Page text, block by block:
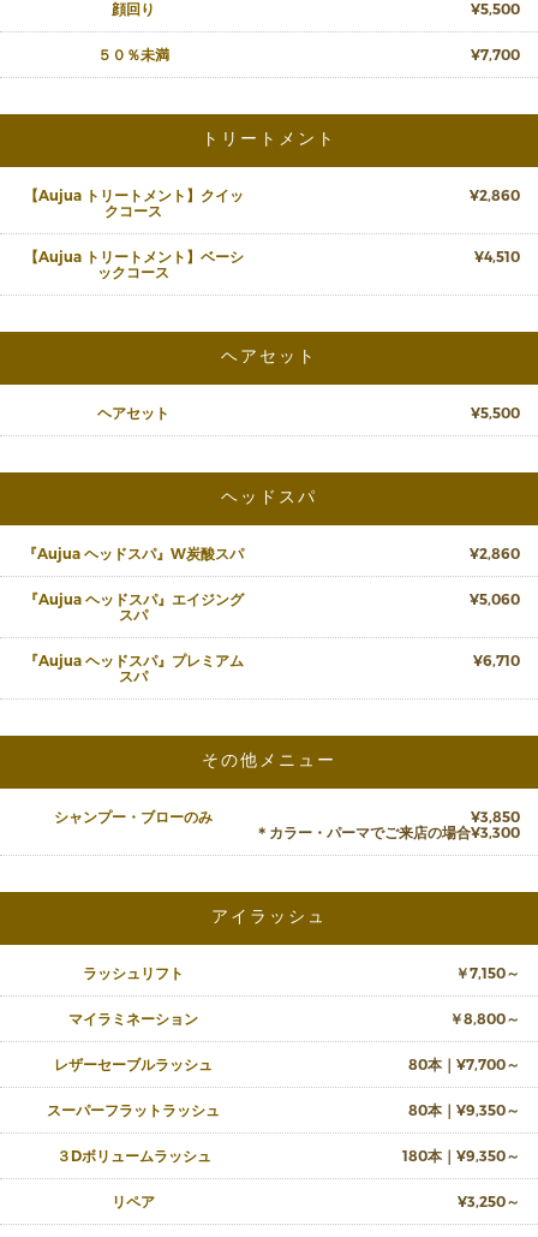
顔回り ¥5,500
５０％未満 ¥7,700
トリートメント
【Aujua トリートメント】クイッ
クコース
¥2,860
【Aujua トリートメント】ベーシ
ックコース
¥4,510
ヘアセット
ヘアセット ¥5,500
ヘッドスパ
『Aujua ヘッドスパ』W炭酸スパ ¥2,860
『Aujua ヘッドスパ』エイジング
スパ
¥5,060
『Aujua ヘッドスパ』プレミアム
スパ
¥6,710
その他メニュー
シャンプー・ブローのみ
¥3,850
＊カラー・パーマでご来店の場合¥3,300
アイラッシュ
ラッシュリフト ￥7,150～
マイラミネーション ￥8,800～
レザーセーブルラッシュ 80本｜¥7,700～
スーパーフラットラッシュ 80本｜¥9,350～
３Dボリュームラッシュ 180本｜¥9,350～
リペア ¥3,250～